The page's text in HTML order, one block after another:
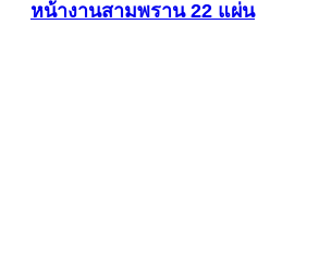
หน้างานสามพราน 22 แผ่น